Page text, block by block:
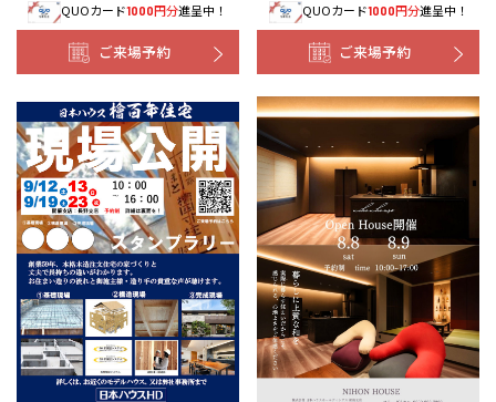
QUOカード1000円分進呈中！
ご来場予約
QUOカード1000円分進呈中！
ご来場予約